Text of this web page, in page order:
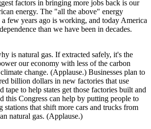
factors in bringing more jobs back is our
energy. The "all the above" energy
a few years ago is working, and today America
than we have been in decades.
is natural gas. If extracted safely, it's the
our economy with less of the carbon
change. (Applause.) Businesses plan to
billion dollars in new factories that use
tape to help states get those factories built and
this Congress can help by putting people to
that shift more cars and trucks from
natural gas. (Applause.)